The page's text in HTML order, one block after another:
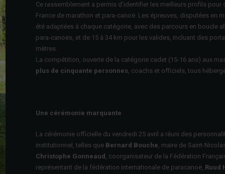
Ce rassemblement a permis d’identifier les meilleurs profils pour
France de marathon et para-canoë. Les épreuves, disputées en
été adaptées à chaque catégorie, avec des parcours en boucle
para-canoës, et de 15 à 34 km pour les valides, incluant des
mètres.
La compétition, ouverte de la catégorie cadet (15-16 ans) aux
plus de cinquante personnes, coachs et officiels, tous
Une cérémonie marquante
La cérémonie officielle du vendredi 25 avril a réuni des
institutionnel, telles que Bernard Bouche, maire de Saint-
Christophe Gonneaud , coorganisateur de la Fédération
représentant de la fédération internationale de paracanoë, Ruud